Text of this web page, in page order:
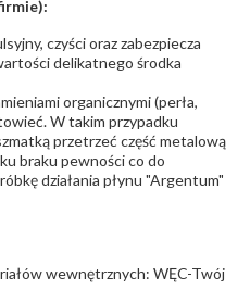
czyści oraz zabezpiecza
delikatnego środka
organicznymi (perła,
W takim przypadku
przetrzeć część metalową
braku pewności co do
działania płynu "Argentum"
wewnętrznych: WĘC-Twój